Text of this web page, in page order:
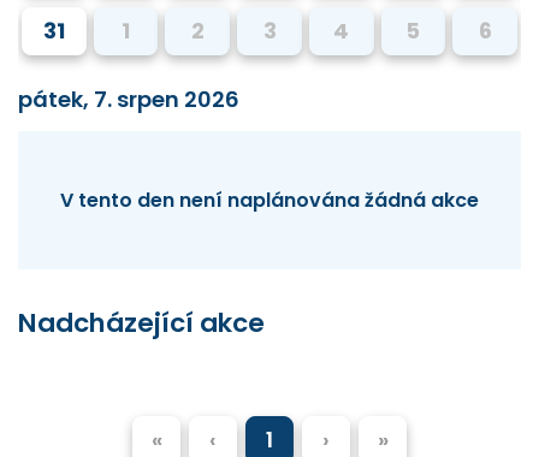
31 1 2 3 4 5 6
pátek, 7. srpen 2026
V tento den není naplánována žádná akce
Nadcházející akce
« ‹ 1 › »